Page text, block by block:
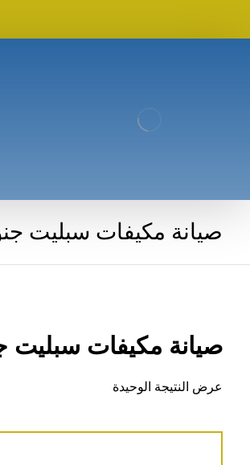
صيانة مكيفات سبليت
صيانة مكيفات سبليت
عرض النتيجة الوحيدة